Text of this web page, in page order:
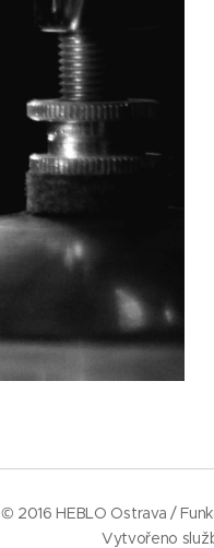
© 2016 HEBLO Ostrava /
Vytvořeno